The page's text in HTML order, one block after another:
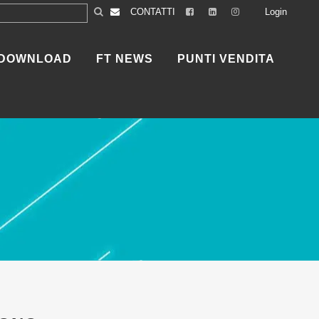
CONTATTI Login
FT NEWS PUNTI VENDITA